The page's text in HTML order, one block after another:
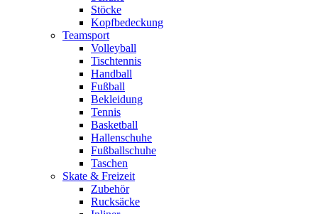
Stöcke
Kopfbedeckung
Teamsport
Volleyball
Tischtennis
Handball
Fußball
Bekleidung
Tennis
Basketball
Hallenschuhe
Fußballschuhe
Taschen
Skate & Freizeit
Zubehör
Rucksäcke